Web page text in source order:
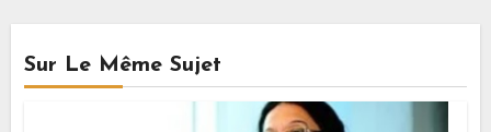
Sur Le Même Sujet